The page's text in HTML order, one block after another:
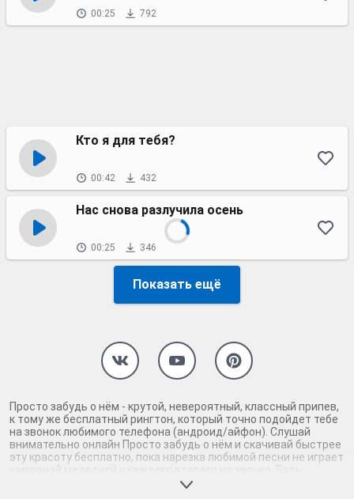
00:25 792
Кто я для тебя?
00:42 432
Нас снова разлучила осень
00:25 346
Показать ещё
Просто забудь о нём - крутой, невероятный, классный припев,
к тому же бесплатный рингтон, который точно подойдет тебе
на звонок любимого телефона (андроид/айфон). Слушай
внимательно онлайн Просто забудь о нём и скачивай быстрее
эту красоту бесплатно, пока нарезка любимой песни не играет
шикарной мелодией у каждого второго на звонке. Будь
первым, кто скачает бесплатно сей шедевр музыки и оценит